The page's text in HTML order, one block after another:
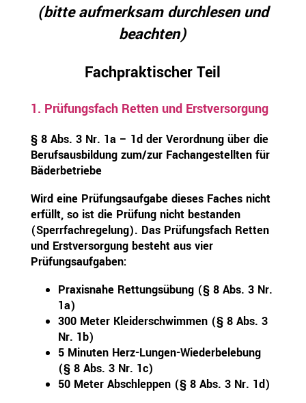
(bitte aufmerksam durchlesen und
beachten)
Fachpraktischer Teil
1. Prüfungsfach Retten und Erstversorgung
§ 8 Abs. 3 Nr. 1a – 1d der Verordnung über die
Berufsausbildung zum/zur Fachangestellten für
Bäderbetriebe
Wird eine Prüfungsaufgabe dieses Faches nicht
erfüllt, so ist die Prüfung nicht bestanden
(Sperrfachregelung). Das Prüfungsfach Retten
und Erstversorgung besteht aus vier
Prüfungsaufgaben:
Praxisnahe Rettungsübung (§ 8 Abs. 3 Nr.
1a)
300 Meter Kleiderschwimmen (§ 8 Abs. 3
Nr. 1b)
5 Minuten Herz-Lungen-Wiederbelebung
(§ 8 Abs. 3 Nr. 1c)
50 Meter Abschleppen (§ 8 Abs. 3 Nr. 1d)